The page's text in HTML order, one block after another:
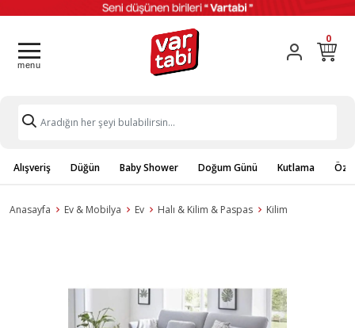
0
Alışveriş Düğün Baby Shower Doğum Günü Kutlama
Anasayfa Ev & Mobilya Ev Halı & Kilim & Paspas Kilim